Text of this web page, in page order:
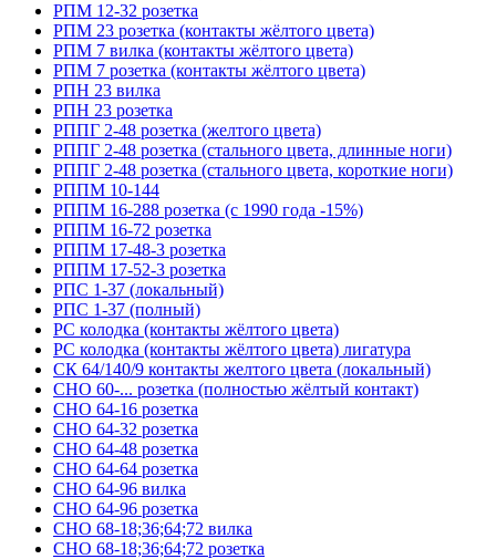
РПМ 12-32 розетка
РПМ 23 розетка (контакты жёлтого цвета)
РПМ 7 вилка (контакты жёлтого цвета)
РПМ 7 розетка (контакты жёлтого цвета)
РПН 23 вилка
РПН 23 розетка
РППГ 2-48 розетка (желтого цвета)
РППГ 2-48 розетка (стального цвета, длинные ноги)
РППГ 2-48 розетка (стального цвета, короткие ноги)
РППМ 10-144
РППМ 16-288 розетка (с 1990 года -15%)
РППМ 16-72 розетка
РППМ 17-48-3 розетка
РППМ 17-52-3 розетка
РПС 1-37 (локальный)
РПС 1-37 (полный)
РС колодка (контакты жёлтого цвета)
РС колодка (контакты жёлтого цвета) лигатура
СК 64/140/9 контакты желтого цвета (локальный)
СНО 60-... розетка (полностью жёлтый контакт)
СНО 64-16 розетка
СНО 64-32 розетка
СНО 64-48 розетка
СНО 64-64 розетка
СНО 64-96 вилка
СНО 64-96 розетка
СНО 68-18;36;64;72 вилка
СНО 68-18;36;64;72 розетка